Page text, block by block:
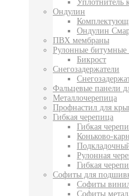
Уплотнитель
Ондулин
Ондулин
ПВХ мембраны
Рулонные битумные
Бикрост
Снегозадержатели
Фальцевые панели
Металлочерепица
Профнастил для
Гибкая черепица
Гибкая
Коньково-
Рулонная
Гибкая
Софиты для
Софиты
Софиты